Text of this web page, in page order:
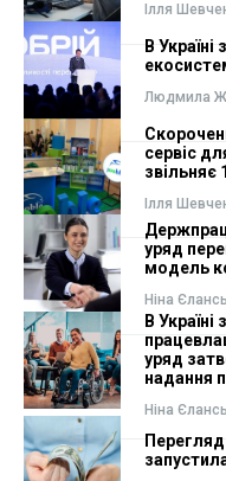
Ми в соц.
Ми в соц.
Ілля
В
Людмила
сервіс
звільняє
Ілля
уряд
модель
Ніна
В
уряд
надання
Ніна